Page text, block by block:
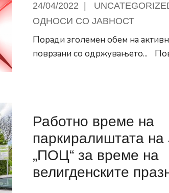
24/04/2022
ОДНОСИ СО ЈАВНОСТ
Поради зголемен обем на
поврзани со одржувањето...
Работно време на
паркиралиштата на
„ПОЦ“ за време на
велигденските